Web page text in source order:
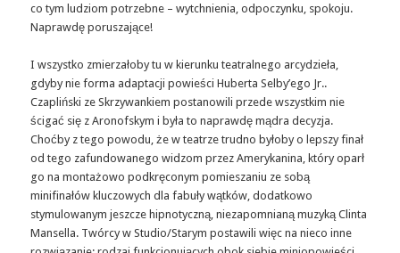
co tym ludziom potrzebne – wytchnienia, odpoczynku, spokoju.
Naprawdę poruszające!
I wszystko zmierzałoby tu w kierunku teatralnego arcydzieła,
gdyby nie forma adaptacji powieści Huberta Selby’ego Jr..
Czapliński ze Skrzywankiem postanowili przede wszystkim nie
ścigać się z Aronofskym i była to naprawdę mądra decyzja.
Choćby z tego powodu, że w teatrze trudno byłoby o lepszy finał
od tego zafundowanego widzom przez Amerykanina, który oparł
go na montażowo podkręconym pomieszaniu ze sobą
minifinałów kluczowych dla fabuły wątków, dodatkowo
stymulowanym jeszcze hipnotyczną, niezapomnianą muzyką Clinta
Mansella. Twórcy w Studio/Starym postawili więc na nieco inne